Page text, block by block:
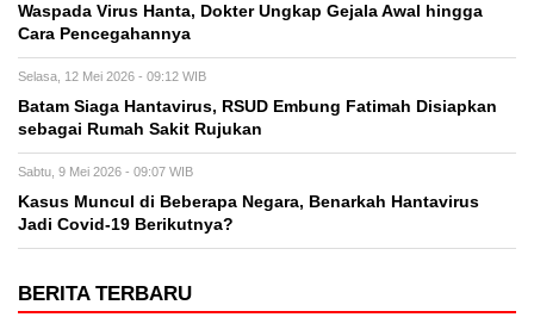
Waspada Virus Hanta, Dokter Ungkap Gejala Awal hingga
Cara Pencegahannya
Selasa, 12 Mei 2026 - 09:12 WIB
Batam Siaga Hantavirus, RSUD Embung Fatimah Disiapkan
sebagai Rumah Sakit Rujukan
Sabtu, 9 Mei 2026 - 09:07 WIB
Kasus Muncul di Beberapa Negara, Benarkah Hantavirus
Jadi Covid-19 Berikutnya?
BERITA TERBARU